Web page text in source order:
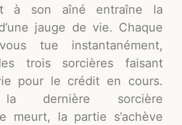
à son aîné entraîne la
jauge de vie. Chaque
tue instantanément,
trois sorcières faisant
pour le crédit en cours.
la dernière sorcière
meurt, la partie s’achève